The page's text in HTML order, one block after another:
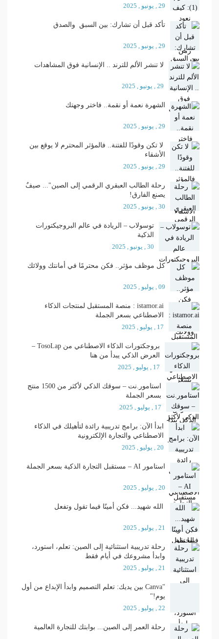
29 , يونيو , 2025
تأكد قبل أن تشارك: بين السبق والصدق
29 , يونيو , 2025
لا تنشر الألم للترند .. الإنسانية فوق المشاهدات
29 , يونيو , 2025
الشهرة نعمة أو نقمة.. فاختر وجهتك
29 , يونيو , 2025
لا تكن وقودًا للفتنة.. فالمؤثر المحترم لا يوقع بين
الأشقاء
29 , يونيو , 2025
رحلة الطالب العبقري الرقمي إلى الصين"... صيفٌ
يصنع الفارق!
30 , يونيو , 2025
توسولاب – الريادة في عالم البروجيكتورات
الذكية
30 , يونيو , 2025
كل موظف مؤثر.. فكن محترمًا في أمانتك وولائك
09 , يوليو , 2025
istamor.ai : منصة المستقبل لمنتجات الذكاء
الاصطناعي بسعر الجملة
17 , يوليو , 2025
بروجكتورات الذكاء الاصطناعي من TosoLap –
العرض الذكي يبدأ من هنا
17 , يوليو , 2025
استامور.نت – سوقك الذكي لأكثر من 1500 منتج
بسعر الجملة
17 , يوليو , 2025
ابدأ الآن: برامج تدريبية رائدة لتأهيلك في الذكاء
الاصطناعي والتجارة الإلكترونية
20 , يوليو , 2025
استامور AI – مستقبل التجارة الذكية بسعر الجملة
20 , يوليو , 2025
الله شهيد... فكن أمينًا فيما تقول وتفعل
21 , يوليو , 2025
رحلة تدريبية استثنائية إلى الصين: تعلم، استورد،
وابدأ مشروعك في أيام فقط
21 , يوليو , 2025
"Canva بين يديك: تعلم التصميم وابدأ الإبداع من أول
يوم!"
22 , يوليو , 2025
رحلة العمر إلى الصين... بوابتك للتجارة العالمية